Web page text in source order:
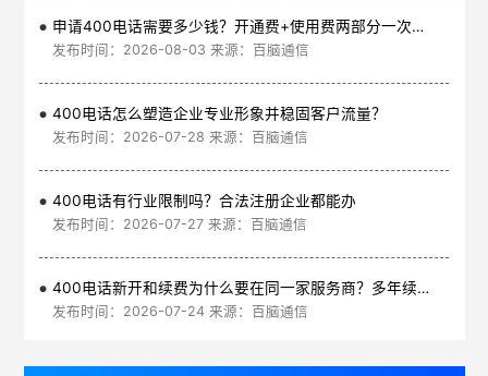
申请400电话需要多少钱？开通费+使用费两部分一次讲清
发布时间：2026-08-03 来源：百脑通信
400电话怎么塑造企业专业形象并稳固客户流量？
发布时间：2026-07-28 来源：百脑通信
400电话有行业限制吗？合法注册企业都能办
发布时间：2026-07-27 来源：百脑通信
400电话新开和续费为什么要在同一家服务商？多年续费更划算
发布时间：2026-07-24 来源：百脑通信